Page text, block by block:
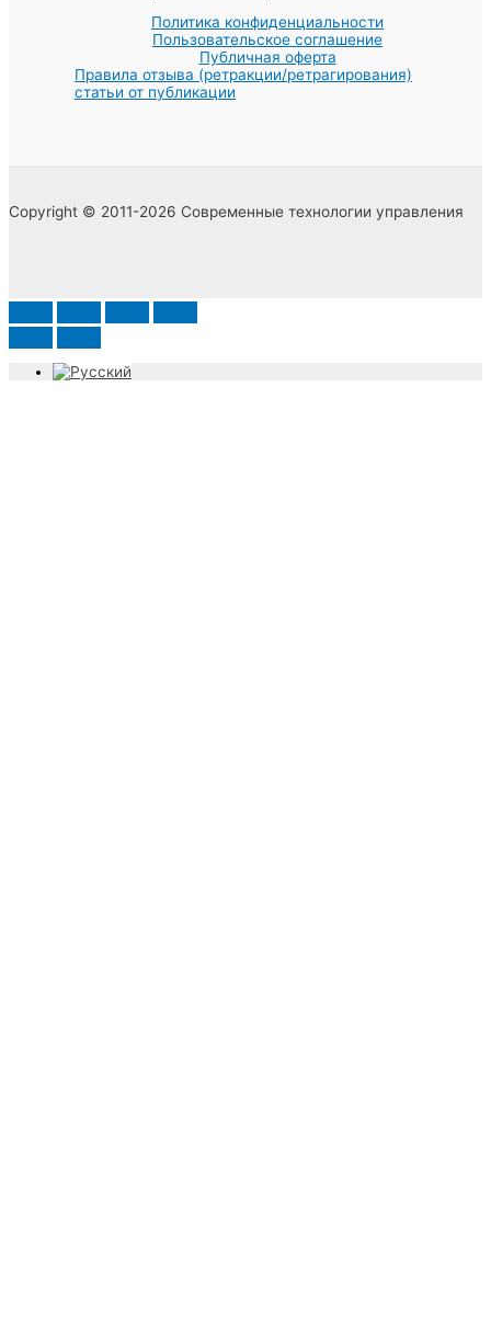
Политика конфиденциальности
Пользовательское соглашение
Публичная оферта
Правила отзыва (ретракции/ретрагирования)
статьи от публикации
Copyright © 2011-2026 Современные технологии управления